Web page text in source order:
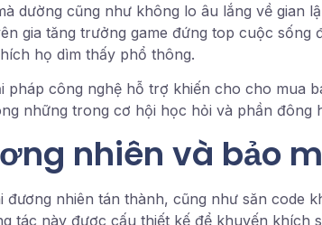
dường cũng như không lo âu lắng về gian
gia tăng trưởng game đứng top cuộc sống
họ dìm thấy phổ thông.
công nghệ hỗ trợ khiến cho cho mua
những trong cơ hội học hỏi và phần đông
nhiên và bảo
nhiên tán thành, cũng như săn code
tác này được cấu thiết kế để khuyến khích